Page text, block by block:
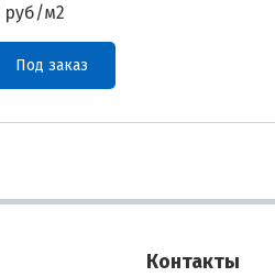
руб/м2
Под заказ
Контакты